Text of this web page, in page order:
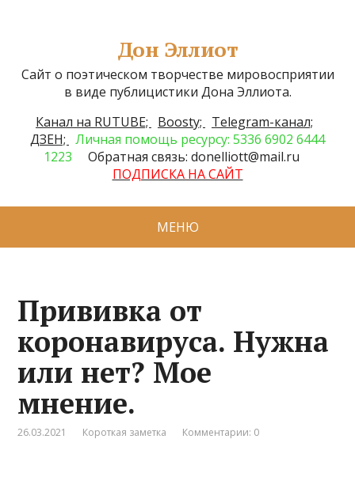
Дон Эллиот
Сайт о поэтическом творчестве мировосприятии
в виде публицистики Дона Эллиота.
Канал на RUTUBE;
Boosty;
Telegram-канал;
ДЗЕН; Личная помощь ресурсу: 5336 6902 6444
1223
Обратная связь: donelliott@mail.ru
ПОДПИСКА НА САЙТ
МЕНЮ
Прививка от
коронавируса. Нужна
или нет? Мое
мнение.
26.03.2021 Короткая заметка Комментарии: 0